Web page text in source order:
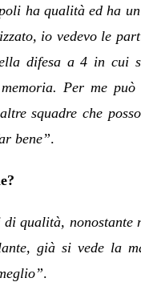
ha qualità ed ha
io vedevo le
difesa a 4 in cui
Per me può
squadre che
bene”.
qualità, nonostante
già si vede la
.